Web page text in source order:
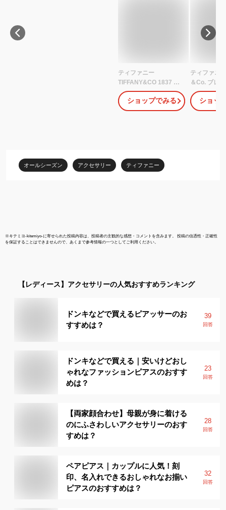
ティファニー
TIFFANY&CO 1837 サ
ークル ペンダント ネッ
クレス ミディアム
41cm シルバー レディ
ショップでみる
ティファニ
＆Co. ブレ
ィース アク
規品 リター
ファニー タ
ショッ
オールシーズン アクセサリー ティファニー
※キテミヨ-kitemiyo-に寄せられた投稿内容は、投稿者の主観的な感想・コメントを含みます。 投稿の信憑性・正確性
を保証することはできませんので、あくまで参考情報の一つとしてご利用ください。
【レディース】 アクセサリーの人気おすすめランキング
ドンキなどで買えるピアッサーのお
すすめは？
39
回答
ドンキなどで買える｜安いけどおし
ゃれなファッションピアスのおすす
めは？
23
回答
【両家顔合わせ】母親が身に着ける
のにふさわしいアクセサリーのおす
すめは？
28
回答
ペアピアス｜カップルに人気！刻
印、名入れできるおしゃれなお揃い
ピアスのおすすめは？
32
回答